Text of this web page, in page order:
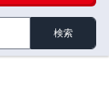
検索